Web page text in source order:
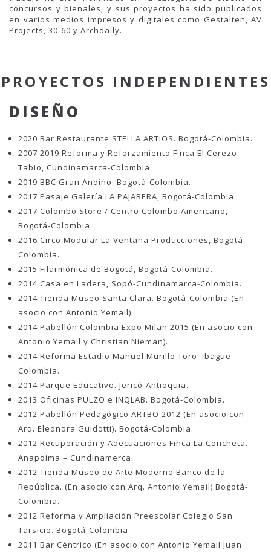
concursos y bienales, y sus proyectos ha sido publicados
en varios medios impresos y digitales como Gestalten, AV
Projects, 30-60 y Archdaily.
PROYECTOS INDEPENDIENTES
DISEÑO
2020 Bar Restaurante STELLA ARTIOS. Bogotá-Colombia.
2007 2019 Reforma y Reforzamiento Finca El Cerezo.
Tabio, Cundinamarca-Colombia.
2019 BBC Gran Andino. Bogotá-Colombia.
2017 Pasaje Galería LA PAJARERA, Bogotá-Colombia.
2017 Colombo Store / Centro Colombo Americano,
Bogotá-Colombia.
2016 Circo Modular La Ventana Producciones, Bogotá-
Colombia.
2015 Filarmónica de Bogotá, Bogotá-Colombia.
2014 Casa en Ladera, Sopó-Cundinamarca-Colombia.
2014 Tienda Museo Santa Clara. Bogotá-Colombia (En
asocio con Antonio Yemail).
2014 Pabellón Colombia Expo Milan 2015 (En asocio con
Antonio Yemail y Christian Nieman).
2014 Reforma Estadio Manuel Murillo Toro. Ibague-
Colombia.
2014 Parque Educativo. Jericó-Antioquia.
2013 Oficinas PULZO e INQLAB. Bogotá-Colombia.
2012 Pabellón Pedagógico ARTBO 2012 (En asocio con
Arq. Eleonora Guidotti). Bogotá-Colombia.
2012 Recuperación y Adecuaciones Finca La Concheta.
Anapoima – Cundinamerca.
2012 Tienda Museo de Arte Moderno Banco de la
República. (En asocio con Arq. Antonio Yemail) Bogotá-
Colombia.
2012 Reforma y Ampliación Preescolar Colegio San
Tarsicio. Bogotá-Colombia.
2011 Bar Céntrico (En asocio con Antonio Yemail Juan